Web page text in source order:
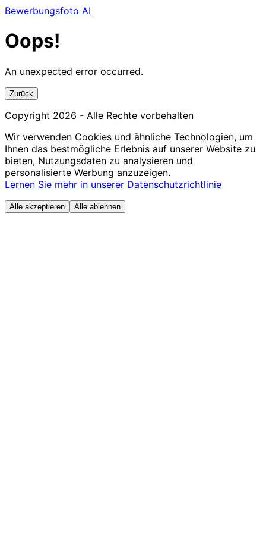
Bewerbungsfoto AI
Oops!
An unexpected error occurred.
Zurück
Copyright 2026 - Alle Rechte vorbehalten
Wir verwenden Cookies und ähnliche Technologien, um
Ihnen das bestmögliche Erlebnis auf unserer Website zu
bieten, Nutzungsdaten zu analysieren und
personalisierte Werbung anzuzeigen.
Lernen Sie mehr in unserer Datenschutzrichtlinie
Alle akzeptieren Alle ablehnen